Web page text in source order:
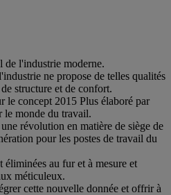
de l'industrie moderne.
ne propose de telles qualités
structure et de confort.
le concept 2015 Plus élaboré par
le monde du travail.
révolution en matière de siège de
pour les postes de travail du
éliminées au fur et à mesure et
méticuleux.
cette nouvelle donnée et offrir à